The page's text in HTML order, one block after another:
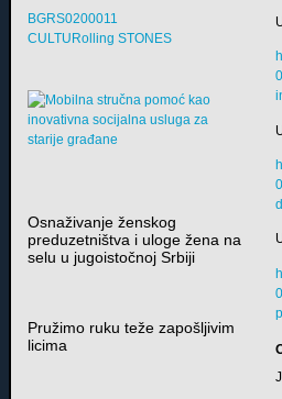
BGRS0200011
CULTURolling STONES
Osnaživanje ženskog
preduzetništva i uloge žena na
selu u jugoistočnoj Srbiji
Pružimo ruku teže zapošljivim
licima